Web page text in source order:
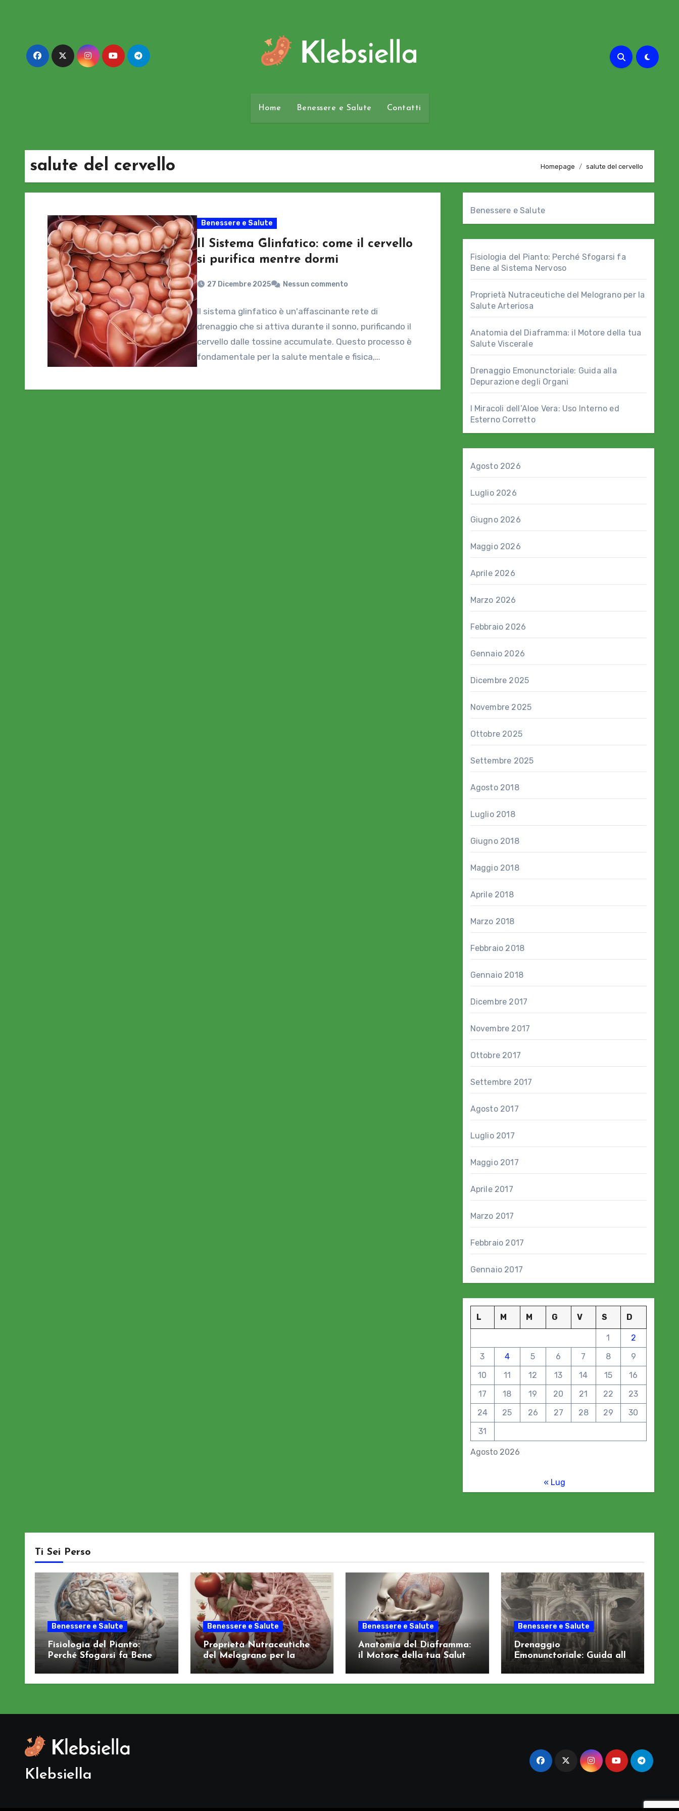
Home Benessere e Salute Contatti
salute del cervello Homepage salute del cervello
Benessere e Salute
Il Sistema Glinfatico: come il cervello
si purifica mentre dormi
27 Dicembre 2025 Nessun commento
Il sistema glinfatico è un'affascinante rete di
drenaggio che si attiva durante il sonno, purificando il
cervello dalle tossine accumulate. Questo processo è
fondamentale per la salute mentale e fisica,…
Benessere e Salute
Fisiologia del Pianto: Perché Sfogarsi fa
Bene al Sistema Nervoso
Proprietà Nutraceutiche del Melograno per la
Salute Arteriosa
Anatomia del Diaframma: il Motore della tua
Salute Viscerale
Drenaggio Emonunctoriale: Guida alla
Depurazione degli Organi
I Miracoli dell’Aloe Vera: Uso Interno ed
Esterno Corretto
Agosto 2026
Luglio 2026
Giugno 2026
Maggio 2026
Aprile 2026
Marzo 2026
Febbraio 2026
Gennaio 2026
Dicembre 2025
Novembre 2025
Ottobre 2025
Settembre 2025
Agosto 2018
Luglio 2018
Giugno 2018
Maggio 2018
Aprile 2018
Marzo 2018
Febbraio 2018
Gennaio 2018
Dicembre 2017
Novembre 2017
Ottobre 2017
Settembre 2017
Agosto 2017
Luglio 2017
Maggio 2017
Aprile 2017
Marzo 2017
Febbraio 2017
Gennaio 2017
Agosto 2026
L M M G V S D
1
2
3
4 5 6 7 8
9
10
11 12 13 14 15
16
17
18 19 20 21 22
23
24
25 26 27 28 29
30
31
« Lug
Ti Sei Perso
Benessere e Salute
Fisiologia del Pianto:
Perché Sfogarsi fa Bene al
Sistema Nervoso
Benessere e Salute
Proprietà Nutraceutiche
del Melograno per la
Salute Arteriosa
Benessere e Salute
Anatomia del Diaframma:
il Motore della tua Salute
Benessere e Salute
Drenaggio
Emonunctoriale: Guida alla
Klebsiella